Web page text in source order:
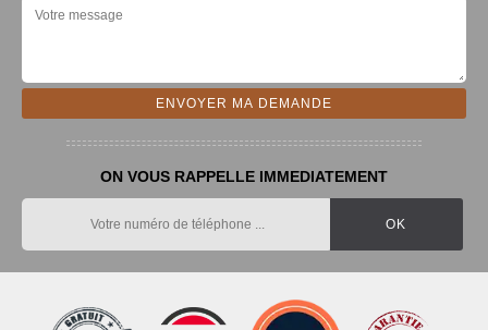
ON VOUS RAPPELLE IMMEDIATEMENT